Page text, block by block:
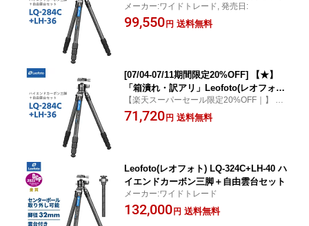
メーカー:ワイドトレード, 発売日:
99,550 円 送料無料
[07/04-07/11期間限定20%OFF] 【★】
「箱潰れ・訳アリ」Leofoto(レオフォ
ト) LQ-284C+LH-36 ハイエンドカーボ
ン三脚＋自由雲台セット
【楽天スーパーセール限定20%OFF｜】 Le
ofoto LQ-284C+LH-36 ハイエンドカーボン
三脚＋自由雲台セット
71,720 円 送料無料
Leofoto(レオフォト) LQ-324C+LH-40 ハ
イエンドカーボン三脚＋自由雲台セット
メーカー:ワイドトレード
132,000 円 送料無料